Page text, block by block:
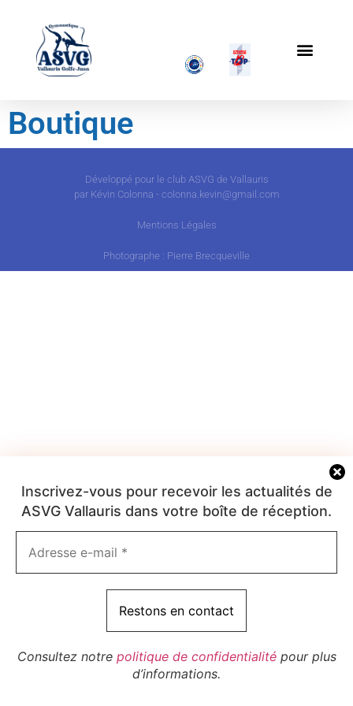
Boutique
Inscrivez-vous pour recevoir les actualités de
ASVG Vallauris dans votre boîte de réception.
Consultez notre politique de confidentialitépour plus
d’informations.
Développé pour le club ASVG de Vallauris
par Kévin Colonna - colonna.kevin@gmail.com
Mentions Légales
Photographe : Pierre Brecqueville